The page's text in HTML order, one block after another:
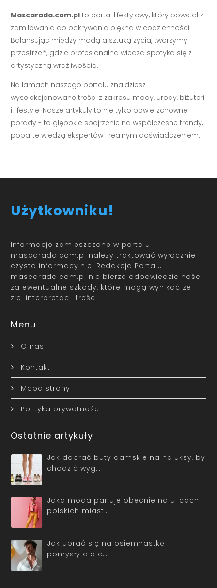
Mascarada.com.pl to portal lifestylowy, który powstał z
zamiłowania do odkrywania piękna w codzienności.
Balansując między modą a sztuką życia, tworzymy
przestrzeń, gdzie profesjonalna wiedza spotyka się z
artystyczną wrażliwością.
Na łamach naszego portalu znajdziesz
wyselekcjonowane treści z zakresu mody, urody, biżuterii
i lifestyle. Nasze artykuły to nie tylko powierzchowne
porady - to głębokie spojrzenie na współczesne trendy,
poparte wiedzą ekspertów i realnym doświadczeniem.
Użytkowniku!
Informacje zamieszczone w portalu
mascarada.com.pl należy traktować wyłącznie
czysto informacyjnie. Redakcja Portalu
mascarada.com.pl nie bierze odpowiedzialności
za ewentualne szkody, które mogą wynikać ze
złej interpretacji treści.
Menu
O nas
Kontakt
Mapa strony
Polityka prywatności
Ostatnie artykuły
Jak dobrać buty damskie na haluksy, by
chodzić wyg…
Jaka moda panuje obecnie na ulicach
polskich miast…
Jak ubrać się na osiemnastkę –
pomysły dla c…